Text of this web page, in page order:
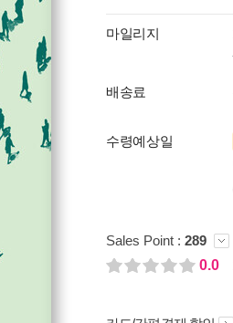
마일리지
배송료
수령예상일
Sales Point : 289
0.0